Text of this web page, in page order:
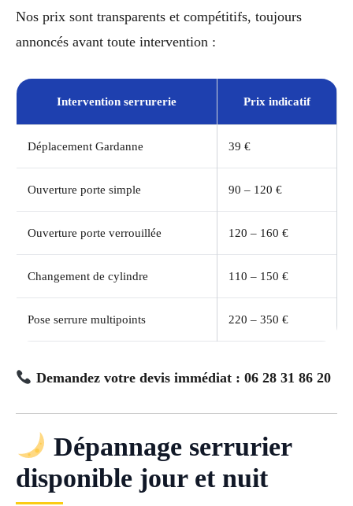
Nos prix sont transparents et compétitifs, toujours
annoncés avant toute intervention :
Intervention serrurerie Prix indicatif
Déplacement Gardanne 39 €
Ouverture porte simple 90 – 120 €
Ouverture porte verrouillée 120 – 160 €
Changement de cylindre 110 – 150 €
Pose serrure multipoints 220 – 350 €
Demandez votre devis immédiat : 06 28 31 86 20
Dépannage serrurier
disponible jour et nuit